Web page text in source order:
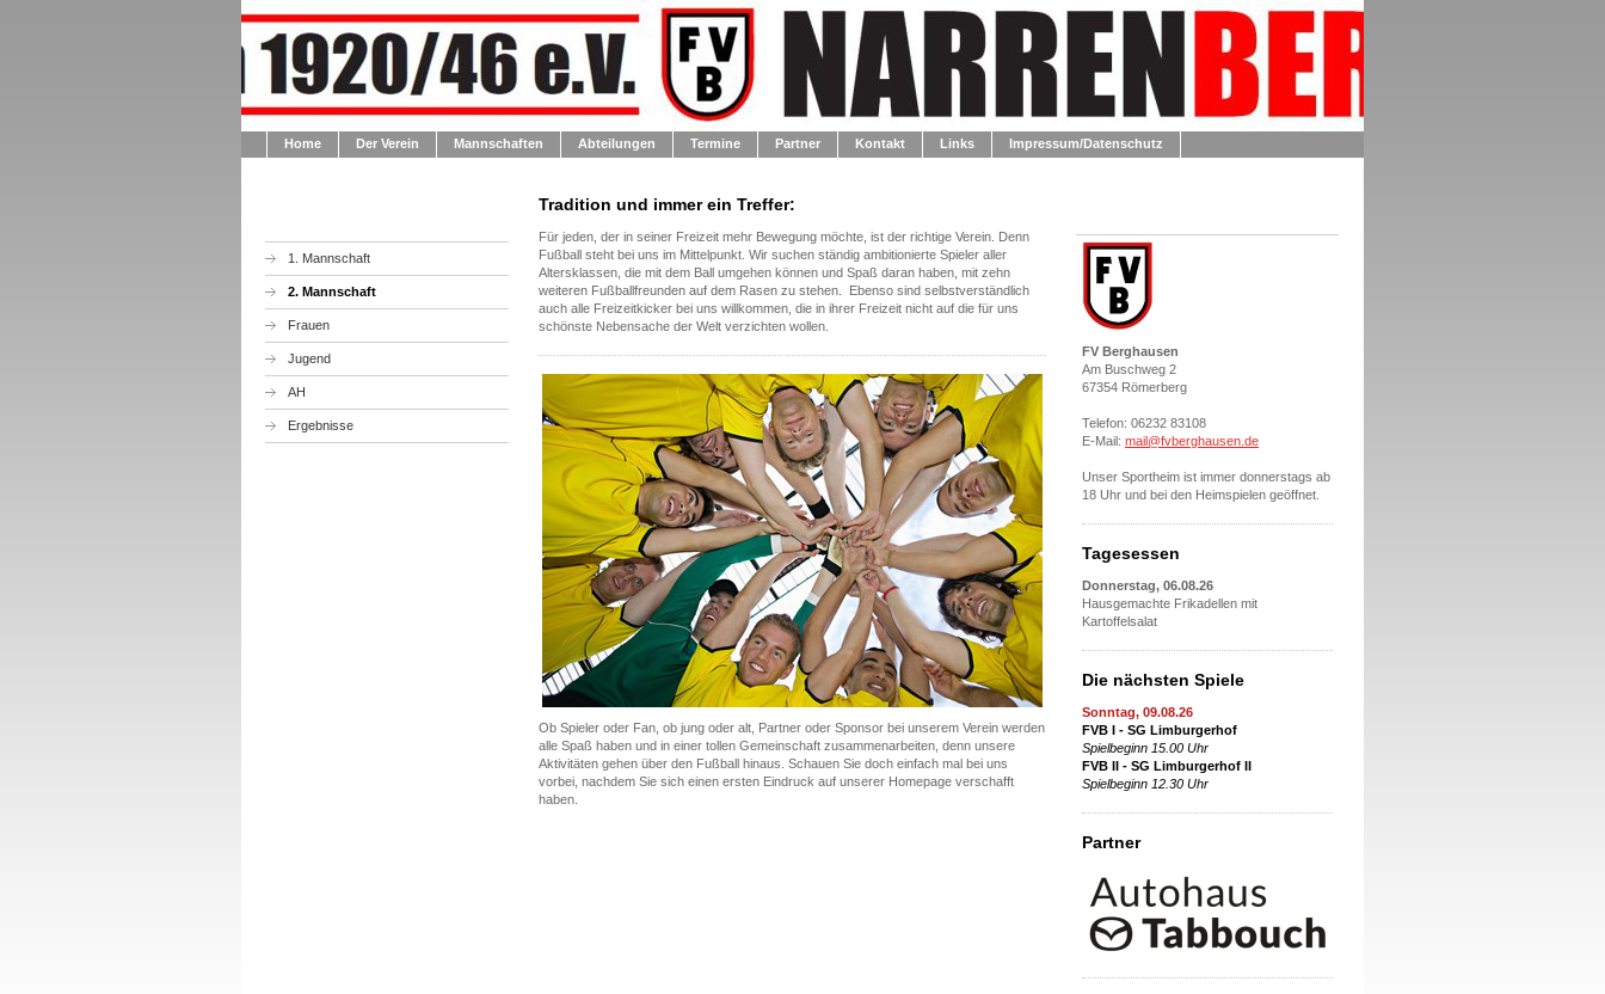
Home Der Verein Mannschaften Abteilungen Termine Partner Kontakt Links Impressum/Datenschutz
1. Mannschaft
2. Mannschaft
Frauen
Jugend
AH
Ergebnisse
Tradition und immer ein Treffer:
Für jeden, der in seiner Freizeit mehr Bewegung möchte, ist der richtige Verein. Denn
Fußball steht bei uns im Mittelpunkt. Wir suchen ständig ambitionierte Spieler aller
Altersklassen, die mit dem Ball umgehen können und Spaß daran haben, mit zehn
weiteren Fußballfreunden auf dem Rasen zu stehen. Ebenso sind selbstverständlich
auch alle Freizeitkicker bei uns willkommen, die in ihrer Freizeit nicht auf die für uns
schönste Nebensache der Welt verzichten wollen.
Ob Spieler oder Fan, ob jung oder alt, Partner oder Sponsor bei unserem Verein werden
alle Spaß haben und in einer tollen Gemeinschaft zusammenarbeiten, denn unsere
Aktivitäten gehen über den Fußball hinaus. Schauen Sie doch einfach mal bei uns
vorbei, nachdem Sie sich einen ersten Eindruck auf unserer Homepage verschafft
haben.
FV Berghausen
Am Buschweg 2
67354 Römerberg
Telefon: 06232 83108
E-Mail: mail@fvberghausen.de
Unser Sportheim ist immer donnerstags ab
18 Uhr und bei den Heimspielen geöffnet.
Tagesessen
Donnerstag, 06.08.26
Hausgemachte Frikadellen mit
Kartoffelsalat
Die nächsten Spiele
Sonntag, 09.08.26
FVB I - SG Limburgerhof
Spielbeginn 15.00 Uhr
FVB II - SG Limburgerhof II
Spielbeginn 12.30 Uhr
Partner